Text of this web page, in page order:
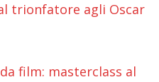
trionfatore agli Oscar
film: masterclass al